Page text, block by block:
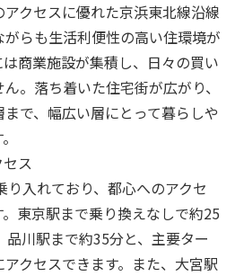
クセスに優れた京浜東北線沿線
らも生活利便性の高い住環境が
商業施設が集積し、日々の買い
。落ち着いた住宅街が広がり、
で、幅広い層にとって暮らしや
ス
入れており、都心へのアクセ
東京駅まで乗り換えなしで約25
川駅まで約35分と、主要ター
クセスできます。また、大宮駅